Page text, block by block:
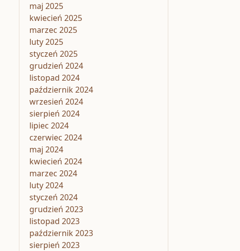
maj 2025
kwiecień 2025
marzec 2025
luty 2025
styczeń 2025
grudzień 2024
listopad 2024
październik 2024
wrzesień 2024
sierpień 2024
lipiec 2024
czerwiec 2024
maj 2024
kwiecień 2024
marzec 2024
luty 2024
styczeń 2024
grudzień 2023
listopad 2023
październik 2023
sierpień 2023